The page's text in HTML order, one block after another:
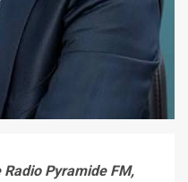
Pyramide FM,